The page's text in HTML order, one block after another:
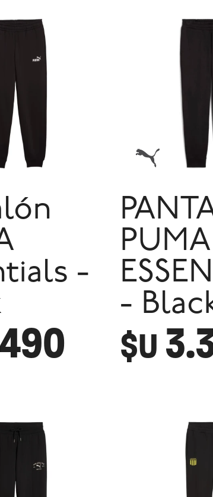
-
PUMA
-
$U